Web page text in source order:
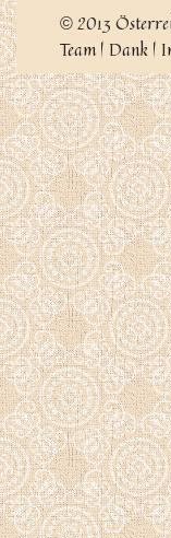
© 2013
Team| Dank |